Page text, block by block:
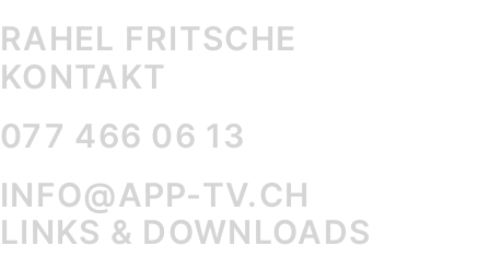
RAHEL FRITSCHE
KONTAKT
077 466 06 13
INFO@APP-TV.CH
LINKS & DOWNLOADS